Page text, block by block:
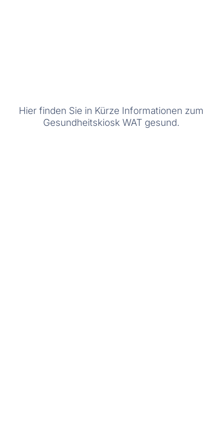
Hier finden Sie in Kürze Informationen zum
Gesundheitskiosk WAT gesund.